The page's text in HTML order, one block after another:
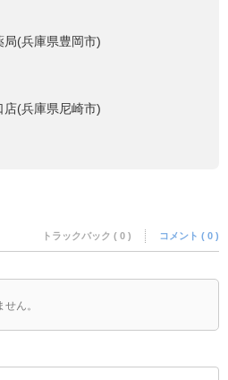
局(兵庫県豊岡市)
店(兵庫県尼崎市)
トラックバック ( 0 ) コメント ( 0 )
ん。